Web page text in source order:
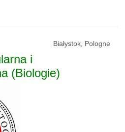
Białystok, Pologne
i
(Biologie)